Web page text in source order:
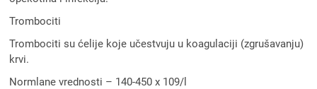
Trombociti
Trombociti su ćelije koje učestvuju u koagulaciji (zgrušavanju)
krvi.
Normlane vrednosti – 140-450 x 109/l